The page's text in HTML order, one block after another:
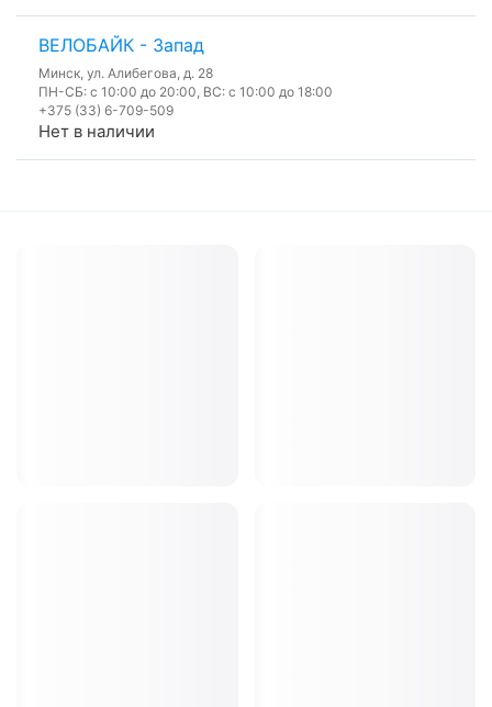
ВЕЛОБАЙК - Запад
Минск, ул. Алибегова, д. 28
ПН-СБ: с 10:00 до 20:00, ВС: с 10:00 до 18:00
+375 (33) 6-709-509
Нет в наличии